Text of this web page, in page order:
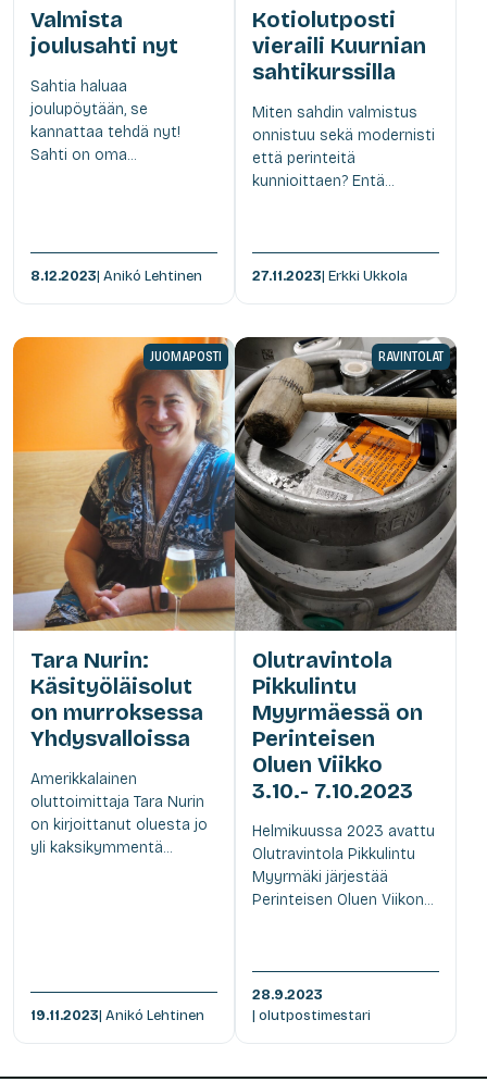
Valmista
joulusahti nyt
Sahtia haluaa
joulupöytään, se
kannattaa tehdä nyt!
Sahti on oma...
8.12.2023| Anikó Lehtinen
Kotiolutposti
vieraili Kuurnian
sahtikurssilla
Miten sahdin valmistus
onnistuu sekä modernisti
että perinteitä
kunnioittaen? Entä...
27.11.2023| Erkki Ukkola
JUOMAPOSTI
Tara Nurin:
Käsityöläisolut
on murroksessa
Yhdysvalloissa
Amerikkalainen
oluttoimittaja Tara Nurin
on kirjoittanut oluesta jo
yli kaksikymmentä...
19.11.2023| Anikó Lehtinen
RAVINTOLAT
Olutravintola
Pikkulintu
Myyrmäessä on
Perinteisen
Oluen Viikko
3.10.- 7.10.2023
Helmikuussa 2023 avattu
Olutravintola Pikkulintu
Myyrmäki järjestää
Perinteisen Oluen Viikon...
28.9.2023
| olutpostimestari